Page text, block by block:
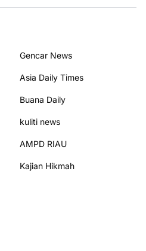
Gencar News
Asia Daily Times
Buana Daily
kuliti news
AMPD RIAU
Kajian Hikmah